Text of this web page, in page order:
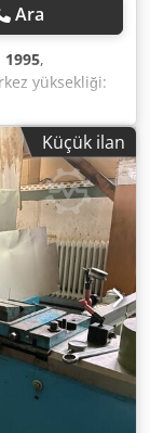
Ara
1995,
yüksekliği:
machine
machine is in
• Control:
(H x L x W):
4 axes (X, Z,
Equipment: •
(selectable
collets,
device
0.0001
• Grinding
CBN • Cycle
Küçük ilan